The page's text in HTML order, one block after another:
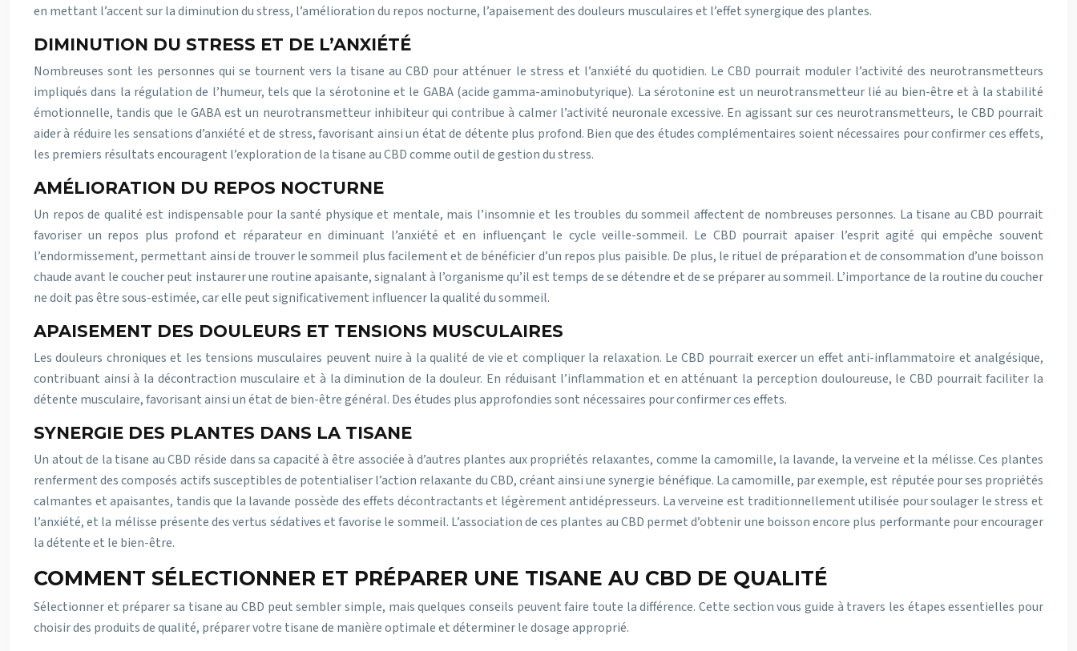
en mettant l’accent sur la diminution du stress, l’amélioration du repos nocturne, l’apaisement des douleurs musculaires et l’effet synergique des plantes.
DIMINUTION DU STRESS ET DE L’ANXIÉTÉ
Nombreuses sont les personnes qui se tournent vers la tisane au CBD pour atténuer le stress et l’anxiété du quotidien. Le CBD pourrait moduler l’activité des neurotransmetteurs
impliqués dans la régulation de l’humeur, tels que la sérotonine et le GABA (acide gamma-aminobutyrique). La sérotonine est un neurotransmetteur lié au bien-être et à la stabilité
émotionnelle, tandis que le GABA est un neurotransmetteur inhibiteur qui contribue à calmer l’activité neuronale excessive. En agissant sur ces neurotransmetteurs, le CBD pourrait
aider à réduire les sensations d’anxiété et de stress, favorisant ainsi un état de détente plus profond. Bien que des études complémentaires soient nécessaires pour confirmer ces effets,
les premiers résultats encouragent l’exploration de la tisane au CBD comme outil de gestion du stress.
AMÉLIORATION DU REPOS NOCTURNE
Un repos de qualité est indispensable pour la santé physique et mentale, mais l’insomnie et les troubles du sommeil affectent de nombreuses personnes. La tisane au CBD pourrait
favoriser un repos plus profond et réparateur en diminuant l’anxiété et en influençant le cycle veille-sommeil. Le CBD pourrait apaiser l’esprit agité qui empêche souvent
l’endormissement, permettant ainsi de trouver le sommeil plus facilement et de bénéficier d’un repos plus paisible. De plus, le rituel de préparation et de consommation d’une boisson
chaude avant le coucher peut instaurer une routine apaisante, signalant à l’organisme qu’il est temps de se détendre et de se préparer au sommeil. L’importance de la routine du coucher
ne doit pas être sous-estimée, car elle peut significativement influencer la qualité du sommeil.
APAISEMENT DES DOULEURS ET TENSIONS MUSCULAIRES
Les douleurs chroniques et les tensions musculaires peuvent nuire à la qualité de vie et compliquer la relaxation. Le CBD pourrait exercer un effet anti-inflammatoire et analgésique,
contribuant ainsi à la décontraction musculaire et à la diminution de la douleur. En réduisant l’inflammation et en atténuant la perception douloureuse, le CBD pourrait faciliter la
détente musculaire, favorisant ainsi un état de bien-être général. Des études plus approfondies sont nécessaires pour confirmer ces effets.
SYNERGIE DES PLANTES DANS LA TISANE
Un atout de la tisane au CBD réside dans sa capacité à être associée à d’autres plantes aux propriétés relaxantes, comme la camomille, la lavande, la verveine et la mélisse. Ces plantes
renferment des composés actifs susceptibles de potentialiser l’action relaxante du CBD, créant ainsi une synergie bénéfique. La camomille, par exemple, est réputée pour ses propriétés
calmantes et apaisantes, tandis que la lavande possède des effets décontractants et légèrement antidépresseurs. La verveine est traditionnellement utilisée pour soulager le stress et
l’anxiété, et la mélisse présente des vertus sédatives et favorise le sommeil. L’association de ces plantes au CBD permet d’obtenir une boisson encore plus performante pour encourager
la détente et le bien-être.
COMMENT SÉLECTIONNER ET PRÉPARER UNE TISANE AU CBD DE QUALITÉ
Sélectionner et préparer sa tisane au CBD peut sembler simple, mais quelques conseils peuvent faire toute la différence. Cette section vous guide à travers les étapes essentielles pour
choisir des produits de qualité, préparer votre tisane de manière optimale et déterminer le dosage approprié.